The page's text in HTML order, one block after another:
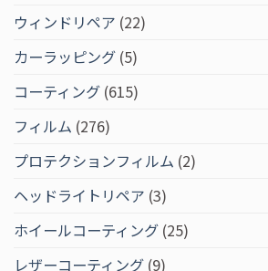
ウィンドリペア (22)
カーラッピング (5)
コーティング (615)
フィルム (276)
プロテクションフィルム (2)
ヘッドライトリペア (3)
ホイールコーティング (25)
レザーコーティング (9)